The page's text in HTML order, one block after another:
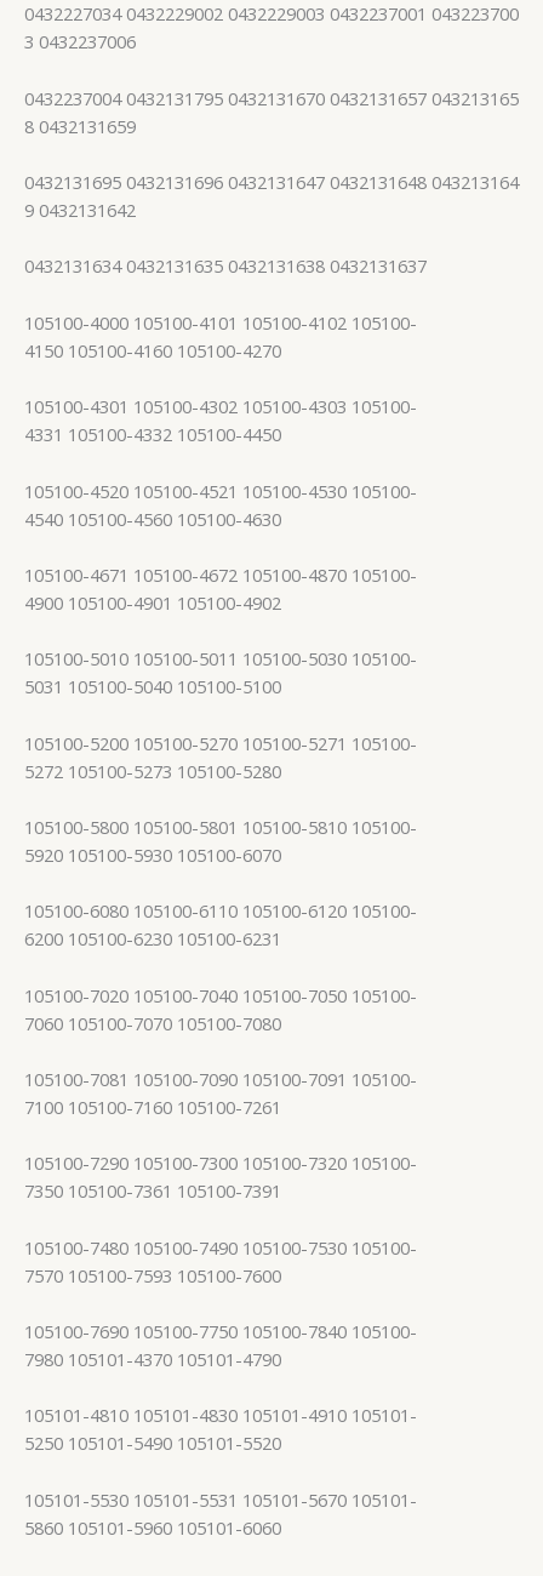
0432227034 0432229002 0432229003 0432237001 043223700
3 0432237006
0432237004 0432131795 0432131670 0432131657 043213165
8 0432131659
0432131695 0432131696 0432131647 0432131648 043213164
9 0432131642
0432131634 0432131635 0432131638 0432131637
105100-4000 105100-4101 105100-4102 105100-
4150 105100-4160 105100-4270
105100-4301 105100-4302 105100-4303 105100-
4331 105100-4332 105100-4450
105100-4520 105100-4521 105100-4530 105100-
4540 105100-4560 105100-4630
105100-4671 105100-4672 105100-4870 105100-
4900 105100-4901 105100-4902
105100-5010 105100-5011 105100-5030 105100-
5031 105100-5040 105100-5100
105100-5200 105100-5270 105100-5271 105100-
5272 105100-5273 105100-5280
105100-5800 105100-5801 105100-5810 105100-
5920 105100-5930 105100-6070
105100-6080 105100-6110 105100-6120 105100-
6200 105100-6230 105100-6231
105100-7020 105100-7040 105100-7050 105100-
7060 105100-7070 105100-7080
105100-7081 105100-7090 105100-7091 105100-
7100 105100-7160 105100-7261
105100-7290 105100-7300 105100-7320 105100-
7350 105100-7361 105100-7391
105100-7480 105100-7490 105100-7530 105100-
7570 105100-7593 105100-7600
105100-7690 105100-7750 105100-7840 105100-
7980 105101-4370 105101-4790
105101-4810 105101-4830 105101-4910 105101-
5250 105101-5490 105101-5520
105101-5530 105101-5531 105101-5670 105101-
5860 105101-5960 105101-6060